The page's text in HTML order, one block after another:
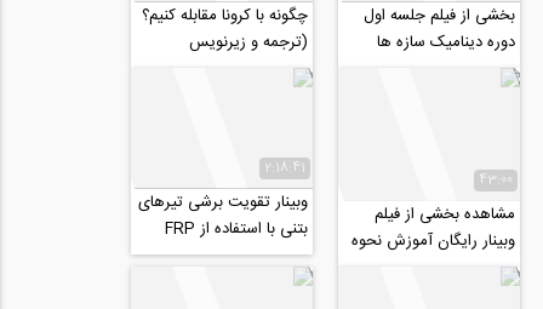
بخشی از فیلم جلسه اول
دوره دینامیک سازه ها
(آمادگی کنکور دکتری
عمران ۹۹)
چگونه با کرونا مقابله کنیم؟
(ترجمه و زیرنویس
اختصاصی موسسه ۸۰۸)
43:00
مشاهده بخشی از فیلم
وبینار رایگان آموزش نحوه
استفاده از فضای آنلاین
برای توسعه...
2:18:41
وبینار تقویت برشی تیرهای
بتنی با استفاده از FRP